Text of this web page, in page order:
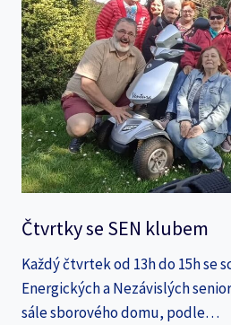
Čtvrtky se SEN klubem
Každý čtvrtek od 13h do 15h se
Energických a Nezávislých
sále sborového domu, podle…